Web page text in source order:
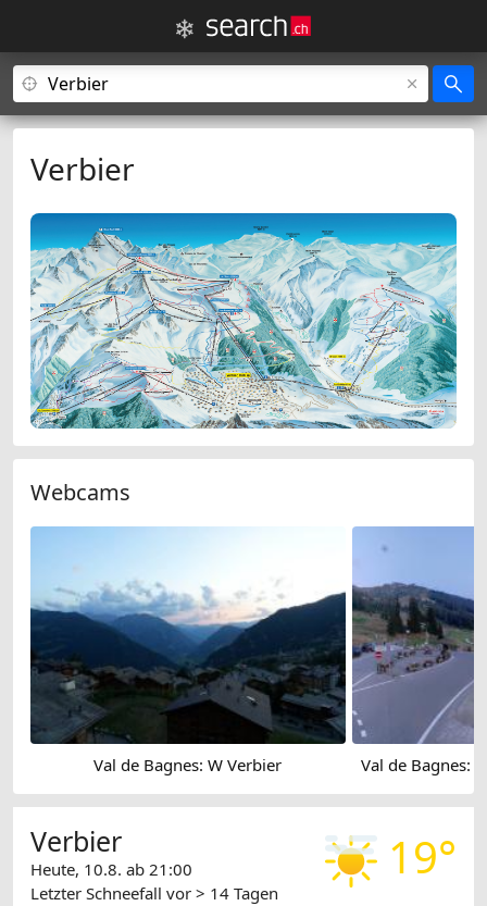
Verbier
Webcams
Val de Bagnes: W Verbier
19°
Verbier
Heute, 10.8. ab 21:00
Letzter Schneefall vor > 14 Tagen